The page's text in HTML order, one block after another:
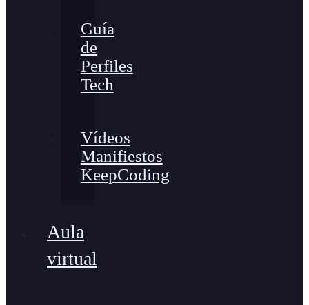
Guía
de
Perfiles
Tech
Vídeos
Manifiestos
KeepCoding
Aula
virtual